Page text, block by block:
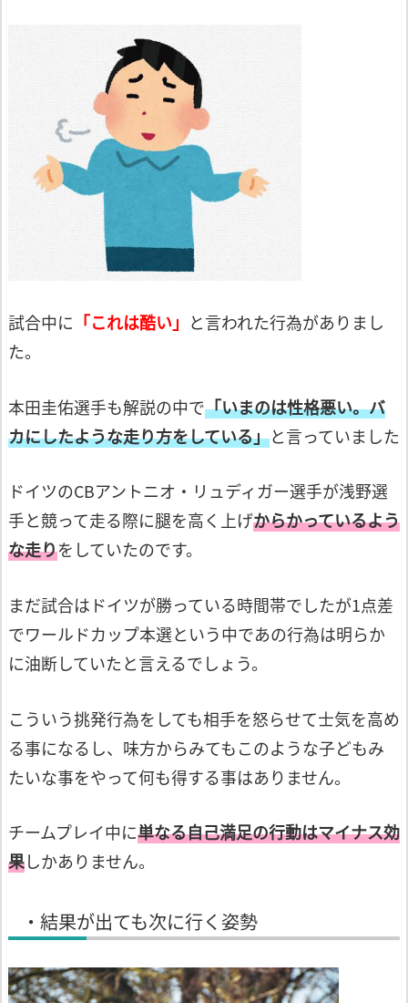
試合中に 「これは酷い」 と言われた行為がありまし
た。
本田圭佑選手も解説の中で「いまのは性格悪い。バ
カにしたような走り方をしている」と言っていました
ドイツのCBアントニオ・リュディガー選手が浅野選
手と競って走る際に腿を高く上げからかっているよう
な走りをしていたのです。
まだ試合はドイツが勝っている時間帯でしたが1点差
でワールドカップ本選という中であの行為は明らか
に油断していたと言えるでしょう。
こういう挑発行為をしても相手を怒らせて士気を高め
る事になるし、味方からみてもこのような子どもみ
たいな事をやって何も得する事はありません。
チームプレイ中に単なる自己満足の行動はマイナス効
果しかありません。
・結果が出ても次に行く姿勢